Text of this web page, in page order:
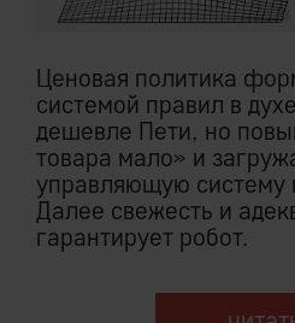
Ценовая политика
системой правил в
дешевле Пети, но
товара мало» и
управляющую систему
Далее свежесть и
гарантирует робот.